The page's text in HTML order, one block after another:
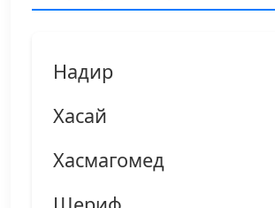
Надир
Хасай
Хасмагомед